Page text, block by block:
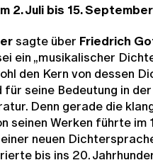
2. Juli bis 15.
sagte über Friedrich
ein „musikalischer
den Kern von dessen
für seine Bedeutung in der
Denn gerade die
seinen Werken führte im
neuen
bis ins 20.